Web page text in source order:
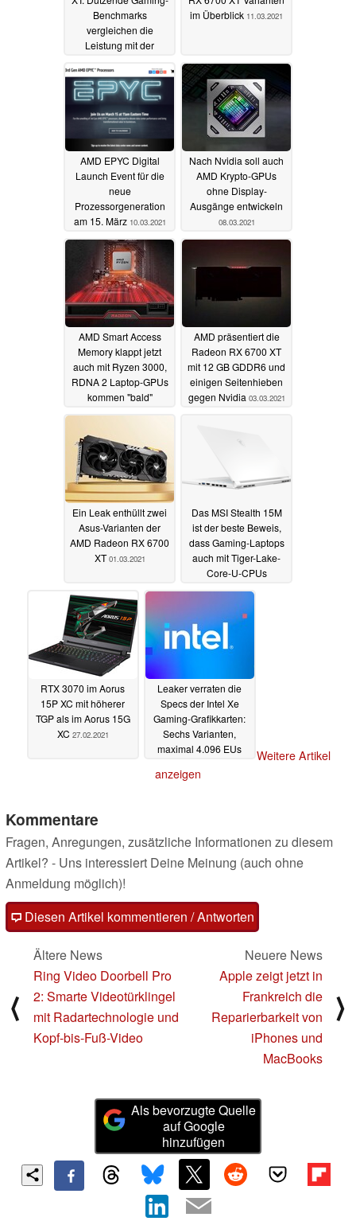
Benchmarks
vergleichen die
Leistung mit der
und RTX 3060 Ti
12.03.2021
im Überblick 11.03.2021
AMD EPYC Digital
Launch Event für die
neue
Prozessorgeneration
am 15. März 10.03.2021
Nach Nvidia soll auch
AMD Krypto-GPUs
ohne Display-
Ausgänge entwickeln
08.03.2021
AMD Smart Access
Memory klappt jetzt
auch mit Ryzen 3000,
RDNA 2 Laptop-GPUs
kommen "bald"
03.03.2021
AMD präsentiert die
Radeon RX 6700 XT
mit 12 GB GDDR6 und
einigen Seitenhieben
gegen Nvidia 03.03.2021
Ein Leak enthüllt zwei
Asus-Varianten der
AMD Radeon RX 6700
XT01.03.2021
Das MSI Stealth 15M
ist der beste Beweis,
dass Gaming-Laptops
auch mit Tiger-Lake-
Core-U-CPUs
funktionieren können
RTX 3070 im Aorus
15P XC mit höherer
TGP als im Aorus 15G
XC 27.02.2021
Leaker verraten die
Specs der Intel Xe
Gaming-Grafikkarten:
Sechs Varianten,
maximal 4.096 EUs
26.02.2021
Weitere Artikel
anzeigen
Kommentare
Fragen, Anregungen, zusätzliche Informationen zu diesem
Artikel? - Uns interessiert Deine Meinung (auch ohne
Anmeldung möglich)!
Diesen Artikel kommentieren / Antworten
⟨
Ältere News
Ring Video Doorbell Pro
2: Smarte Videotürklingel
mit Radartechnologie und
Kopf-bis-Fuß-Video
Neuere News
Apple zeigt jetzt in
Frankreich die
Reparierbarkeit von
iPhones und
MacBooks
⟩
Als bevorzugte Quelle
auf Google
hinzufügen